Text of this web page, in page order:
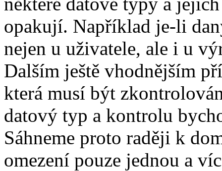
opakují. Například je-li
nejen u uživatele, ale i u
Dalším ještě vhodnějším
která musí být
datový typ a kontrolu
Sáhneme proto raději k
omezení pouze jednou a